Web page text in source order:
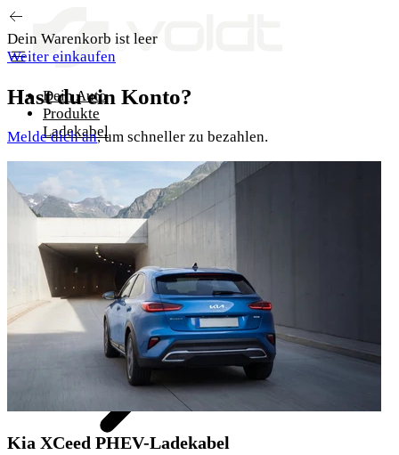
Zum Inhalt springen
Dein Auto
Produkte
Ladekabel
Dein Warenkorb ist leer
Weiter einkaufen
Hast du ein Konto?
Melde dich an, um schneller zu bezahlen.
Kia XCeed PHEV-Ladekabel